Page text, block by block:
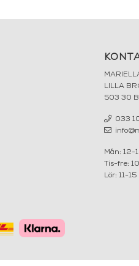
LILLA
503 30
033
Mån: 12-
Tis-fre:
Lör: 11-15